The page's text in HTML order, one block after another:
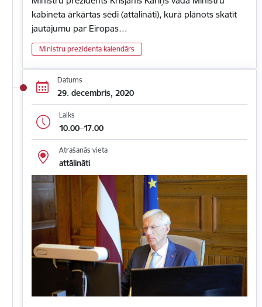
kabineta ārkārtas sēdi (attālināti), kurā plānots skatīt
jautājumu par Eiropas…
Ministru prezidenta kalendārs
Datums
29. decembris, 2020
Laiks
10.00–17.00
Atrašanās vieta
attālināti